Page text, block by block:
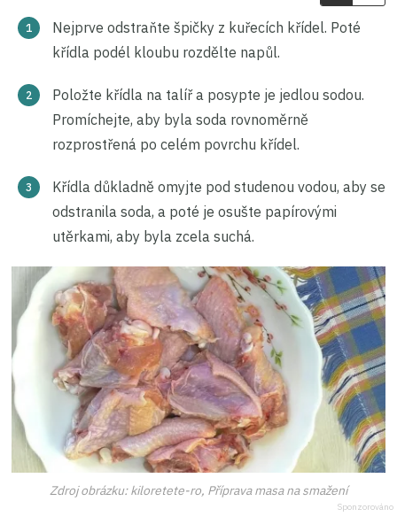
Nejprve odstraňte špičky z kuřecích křídel. Poté
křídla podél kloubu rozdělte napůl.
Položte křídla na talíř a posypte je jedlou sodou.
Promíchejte, aby byla soda rovnoměrně
rozprostřená po celém povrchu křídel.
Křídla důkladně omyjte pod studenou vodou, aby se
odstranila soda, a poté je osušte papírovými
utěrkami, aby byla zcela suchá.
Zdroj obrázku: kiloretete-ro, Příprava masa na smažení